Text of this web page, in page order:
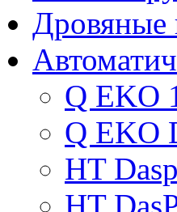
Дровяные
Q EKO
Q EKO
HT